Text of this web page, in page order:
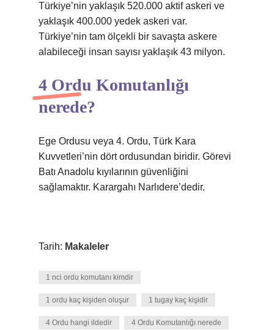
Türkiye’nin yaklaşık 520.000 aktif askeri ve
yaklaşık 400.000 yedek askeri var.
Türkiye’nin tam ölçekli bir savaşta askere
alabileceği insan sayısı yaklaşık 43 milyon.
4 Ordu Komutanlığı
nerede?
Ege Ordusu veya 4. Ordu, Türk Kara
Kuvvetleri’nin dört ordusundan biridir. Görevi
Batı Anadolu kıyılarının güvenliğini
sağlamaktır. Karargahı Narlıdere’dedir.
Tarih: Makaleler
1 nci ordu komutanı kimdir
1 ordu kaç kişiden oluşur 1 tugay kaç kişidir
4 Ordu hangi ildedir 4 Ordu Komutanlığı nerede